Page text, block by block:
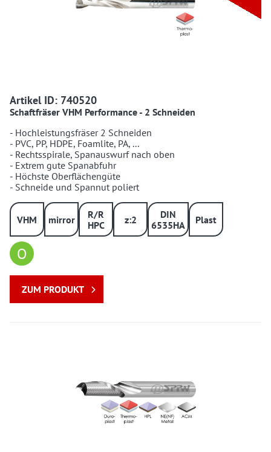
Artikel ID: 740520740520 740520
Schaftfräser VHM Performance - 2 Schneiden
- Hochleistungsfräser 2 Schneiden
- PVC, PP, HDPE, Foamlite, PA, ...
- Rechtsspirale, Spanauswurf nach oben
- Extrem gute Spanabfuhr
- Höchste Oberflächengüte
- Schneide und Spannut poliert
VHM mirror
R/R
HPC
z:2
DIN
6535HA
Plast
O
ZUM PRODUKT